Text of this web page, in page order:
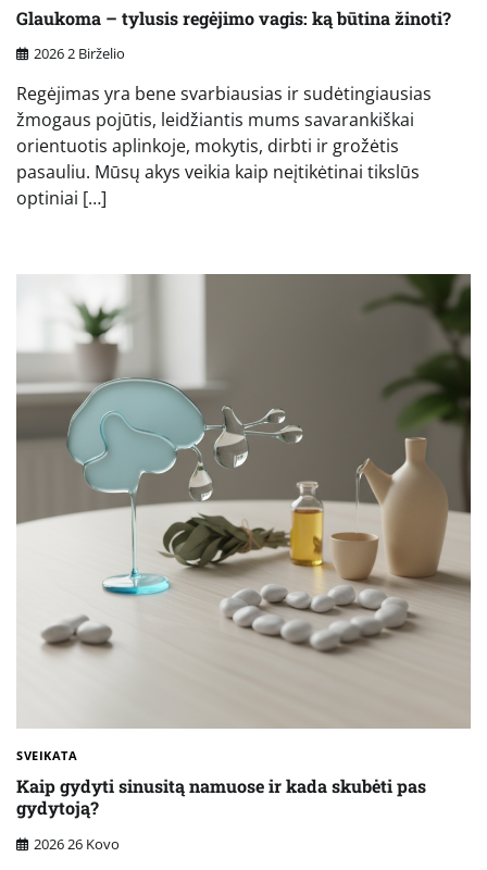
Glaukoma – tylusis regėjimo vagis: ką būtina žinoti?
2026 2 Birželio
Regėjimas yra bene svarbiausias ir sudėtingiausias
žmogaus pojūtis, leidžiantis mums savarankiškai
orientuotis aplinkoje, mokytis, dirbti ir grožėtis
pasauliu. Mūsų akys veikia kaip neįtikėtinai tikslūs
optiniai […]
SVEIKATA
Kaip gydyti sinusitą namuose ir kada skubėti pas
gydytoją?
2026 26 Kovo